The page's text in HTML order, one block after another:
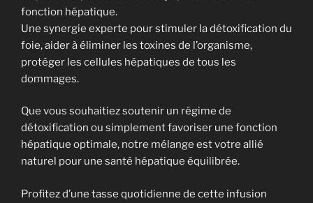
fonction hépatique.
Une synergie experte pour stimuler la détoxification du
foie, aider à éliminer les toxines de l’organisme,
protéger les cellules hépatiques de tous les
dommages.
Que vous souhaitiez soutenir un régime de
détoxification ou simplement favoriser une fonction
hépatique optimale, notre mélange est votre allié
naturel pour une santé hépatique équilibrée.
Profitez d’une tasse quotidienne de cette infusion